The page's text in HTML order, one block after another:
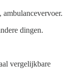
dingen.
vergelijkbare